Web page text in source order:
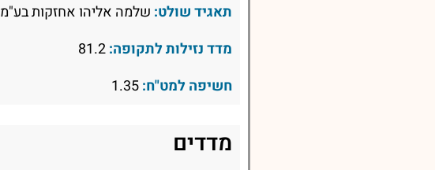
תאגיד שולט: שלמה אליהו אחזקות בע"מ
מדד נזילות לתקופה:
חשיפה למט"ח:
מדדים